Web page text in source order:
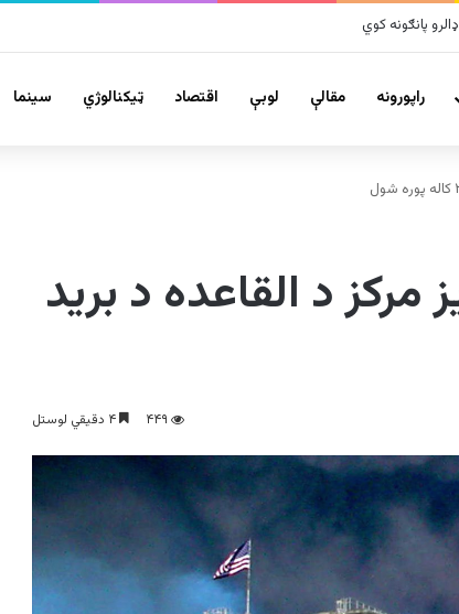
اړولي
راپورونه مقالې لوبې اقتصاد ټیکنالوژي سينما
مرکز د القاعده د برید
۴۴۹